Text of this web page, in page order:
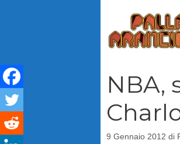
NBA,
9 Gennaio 2012 di